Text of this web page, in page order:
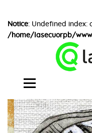
Notice: Undefined index:
/home/lasecuorpb/